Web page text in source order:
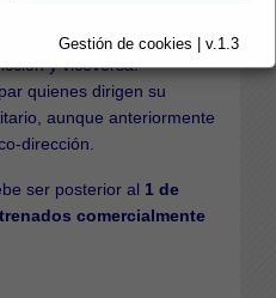
Gestión de cookies | v.1.3
de dirección. El primer
la participación con
y viceversa.
quienes dirigen su
aunque anteriormente
dirección.
ser posterior al 1 de
comercialmente